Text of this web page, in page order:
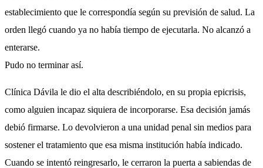
establecimiento que le correspondía según su previsión de salud. La
orden llegó cuando ya no había tiempo de ejecutarla. No alcanzó a
enterarse.
Pudo no terminar así.
Clínica Dávila le dio el alta describiéndolo, en su propia epicrisis,
como alguien incapaz siquiera de incorporarse. Esa decisión jamás
debió firmarse. Lo devolvieron a una unidad penal sin medios para
sostener el tratamiento que esa misma institución había indicado.
Cuando se intentó reingresarlo, le cerraron la puerta a sabiendas de